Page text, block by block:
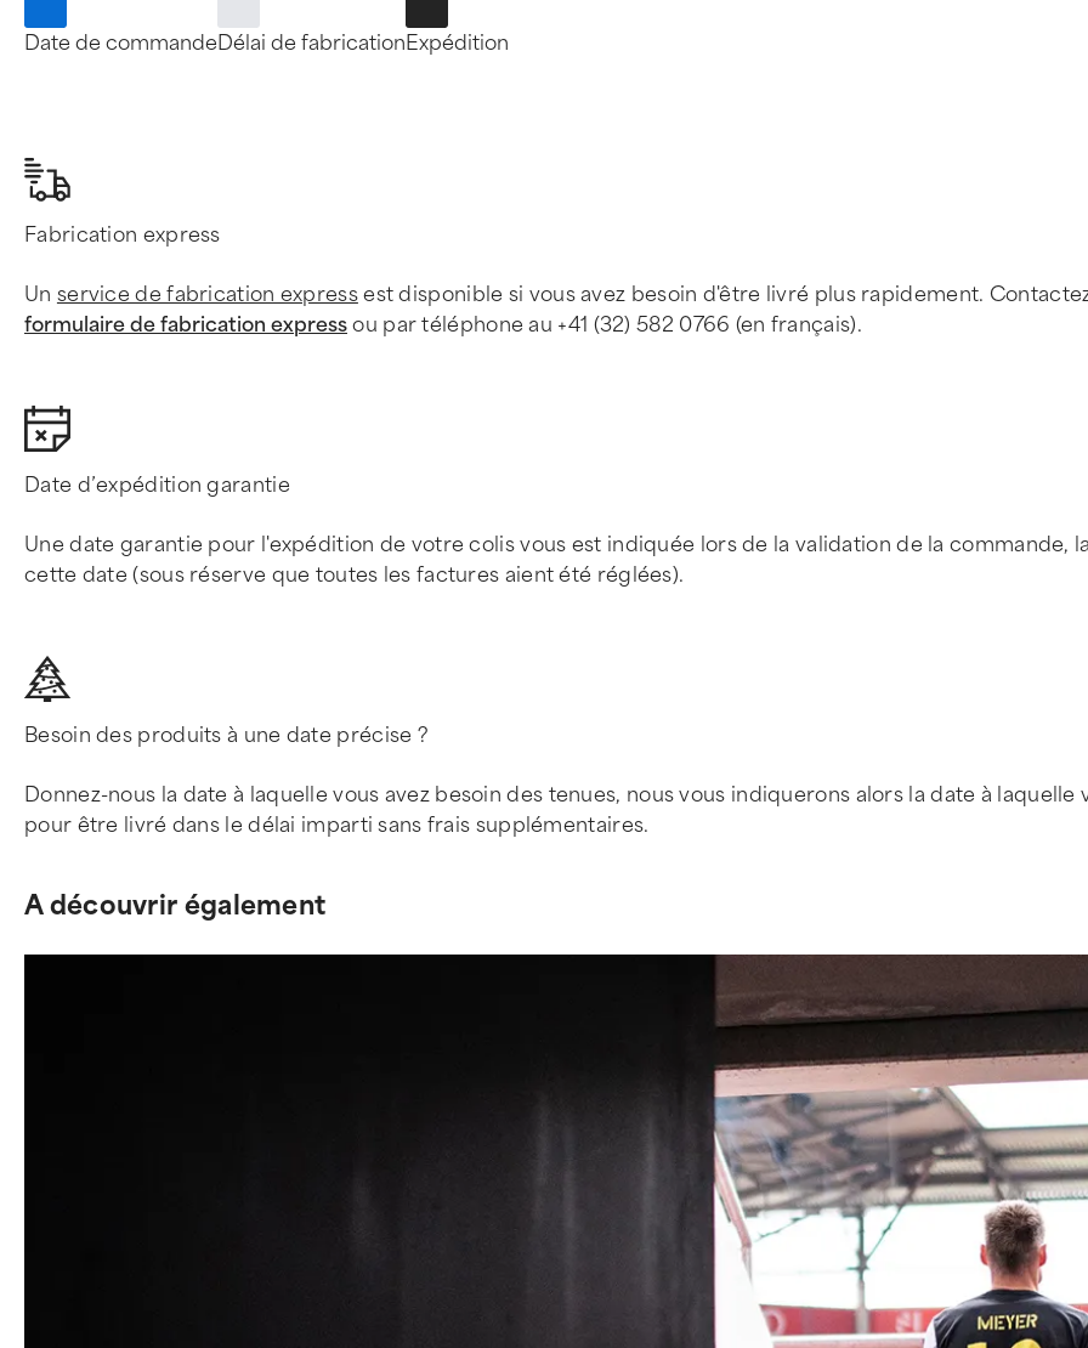
Date de commandeDélai de fabricationExpédition
Fabrication express
Un service de fabrication expressest disponible si vous avez besoin d'être livré plus rapidement.
formulaire de fabrication express ou par téléphone au +41 (32) 582 0766 (en français).
Date d’expédition garantie
Une date garantie pour l'expédition de votre colis vous est indiquée lors de la validation de la commande,
cette date (sous réserve que toutes les factures aient été réglées).
Besoin des produits à une date précise ?
Donnez-nous la date à laquelle vous avez besoin des tenues, nous vous indiquerons alors la date à
pour être livré dans le délai imparti sans frais supplémentaires.
A découvrir également